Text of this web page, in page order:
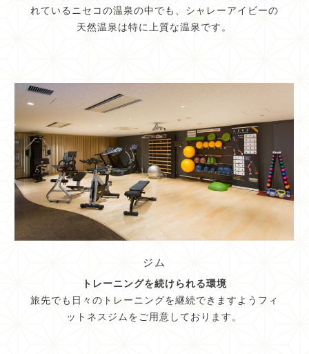
れているニセコの温泉の中でも、シャレーアイビーの
天然温泉は特に上質な温泉です。
ジム
トレーニングを続けられる環境
旅先でも日々のトレーニングを継続できますようフィ
ットネスジムをご用意しております。